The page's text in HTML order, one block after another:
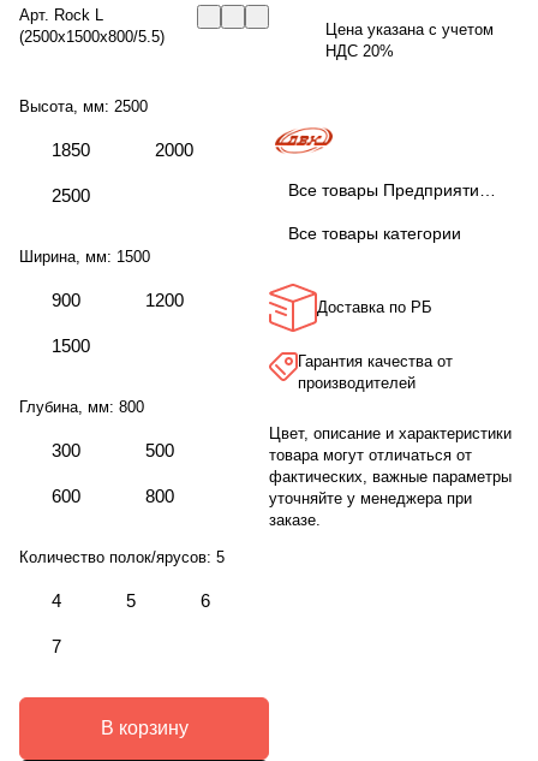
Арт. Rock L
(2500x1500x800/5.5)
Высота, мм: 2500
1850 2000
2500
Ширина, мм: 1500
900 1200
1500
Глубина, мм: 800
300 500
600 800
Количество полок/ярусов: 5
4 5 6
7
В корзину
Цена указана с учетом
НДС 20%
Все товары Предприятие ДВК
Все товары категории
Доставка по РБ
Гарантия качества от
производителей
Цвет, описание и характеристики
товара могут отличаться от
фактических, важные параметры
уточняйте у менеджера при
заказе.